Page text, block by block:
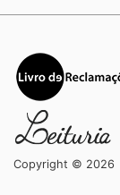
Copyright © 2026